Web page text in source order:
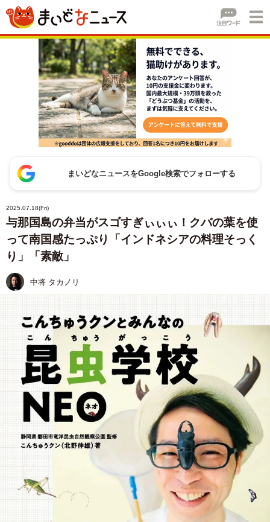
まいどなニュースをGoogle検索でフォローする
2025.07.18(Fri)
与那国島の弁当がスゴすぎぃぃぃ！クバの葉を使
って南国感たっぷり「インドネシアの料理そっく
り」「素敵」
中将 タカノリ